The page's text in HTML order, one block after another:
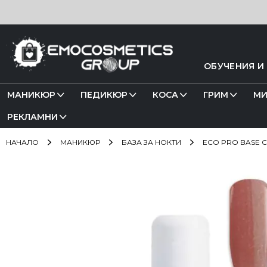
Прескачане
към
съдържанието
ОБУЧЕНИЯ
МАНИКЮР ПЕДИКЮР КОСА ГРИМ
РЕКЛАМНИ
НАЧАЛО МАНИКЮР БАЗА ЗА НОКТИ ECO PRO BASE